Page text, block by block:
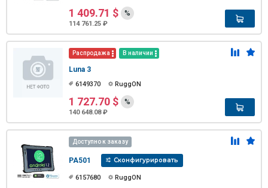
1 409.71 $
114 761.25 ₽
%
Распродажа В наличии
Luna 3
6149370 RuggON
1 727.70 $
140 648.08 ₽
%
Доступно к заказу
PA501 Сконфигурировать
6157680 RuggON